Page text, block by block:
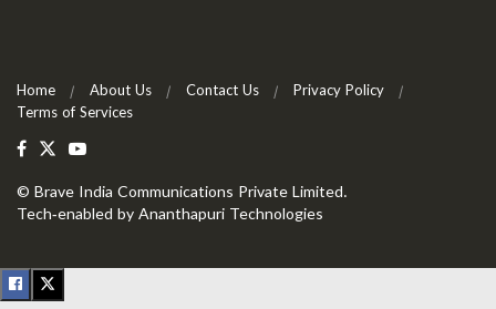
Home About Us Contact Us
Privacy Policy
Terms of Services
© Brave India Communications Private Limited.
Tech-enabled by Ananthapuri Technologies